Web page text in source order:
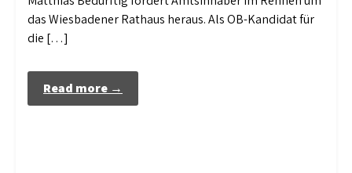
das Wiesbadener Rathaus heraus. Als OB-Kandidat für
die […]
Read more →